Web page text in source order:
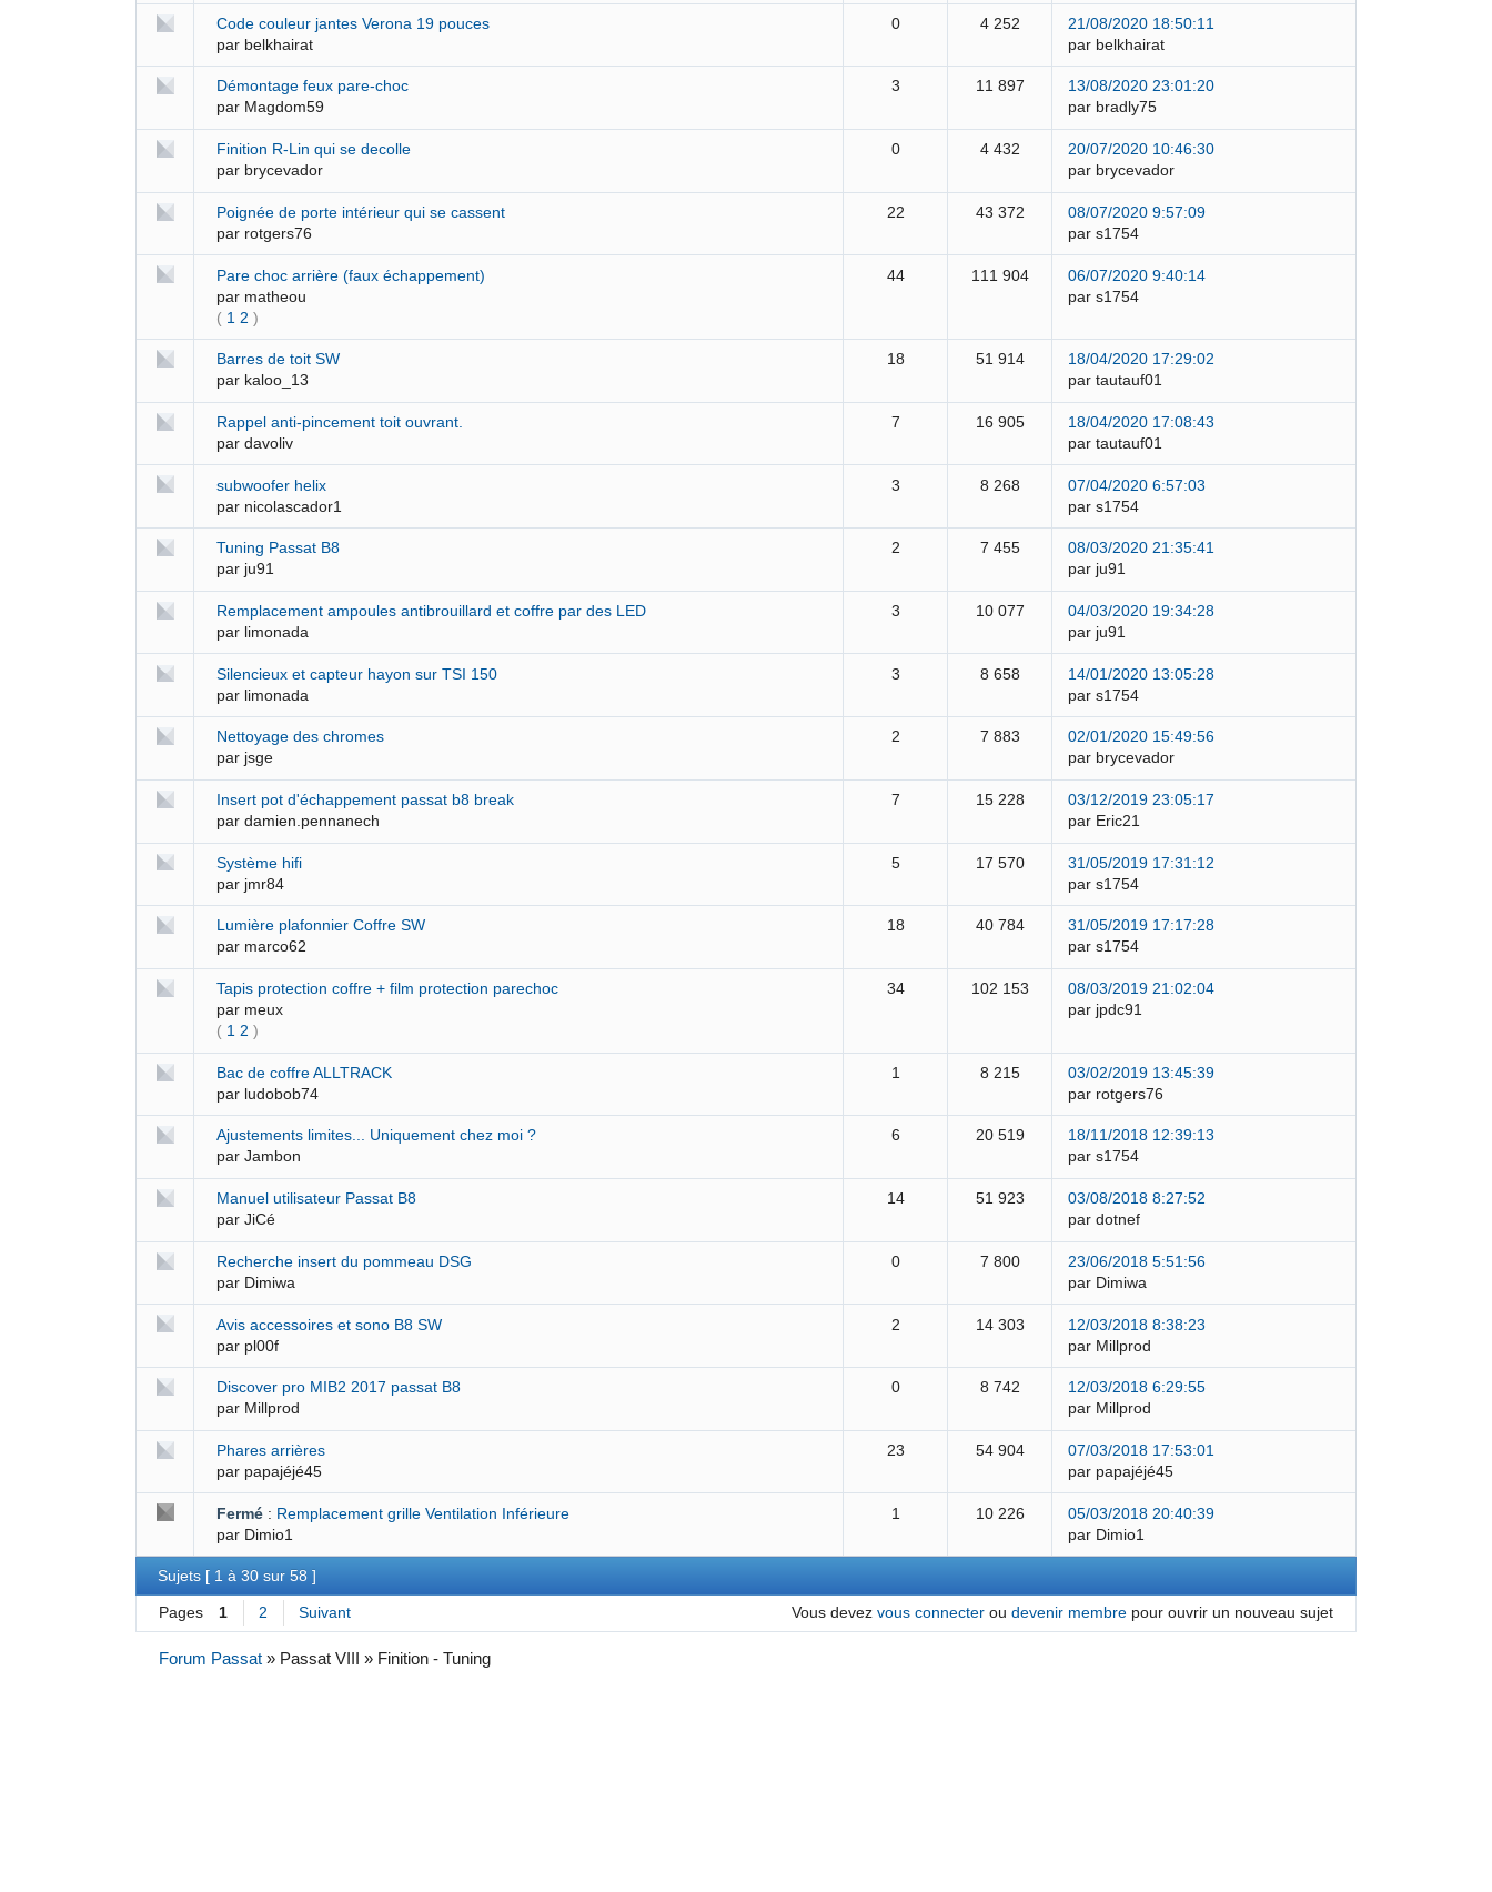
Code couleur jantes Verona 19 pouces
par belkhairat
0 4 252
21/08/2020 18:50:11
par belkhairat
Démontage feux pare-choc
par Magdom59
3 11 897
13/08/2020 23:01:20
par bradly75
Finition R-Lin qui se decolle
par brycevador
0 4 432
20/07/2020 10:46:30
par brycevador
Poignée de porte intérieur qui se cassent
par rotgers76
22 43 372
08/07/2020 9:57:09
par s1754
Pare choc arrière (faux échappement)
par matheou
( 1 2 )
44 111 904
06/07/2020 9:40:14
par s1754
Barres de toit SW
par kaloo_13
18 51 914
18/04/2020 17:29:02
par tautauf01
Rappel anti-pincement toit ouvrant.
pardavoliv
7 16 905
18/04/2020 17:08:43
par tautauf01
subwoofer helix
par nicolascador1
3 8 268
07/04/2020 6:57:03
par s1754
Tuning Passat B8
par ju91
2 7 455
08/03/2020 21:35:41
par ju91
Remplacement ampoules antibrouillard et coffre par des LED
par limonada
3 10 077
04/03/2020 19:34:28
par ju91
Silencieux et capteur hayon sur TSI 150
par limonada
3 8 658
14/01/2020 13:05:28
par s1754
Nettoyage des chromes
par jsge
2 7 883
02/01/2020 15:49:56
par brycevador
Insert pot d'échappement passat b8 break
pardamien.pennanech
7 15 228
03/12/2019 23:05:17
par Eric21
Système hifi
par jmr84
5 17 570
31/05/2019 17:31:12
par s1754
Lumière plafonnier Coffre SW
par marco62
18 40 784
31/05/2019 17:17:28
par s1754
Tapis protection coffre + film protection parechoc
par meux
( 1 2 )
34 102 153
08/03/2019 21:02:04
par jpdc91
Bac de coffre ALLTRACK
par ludobob74
1 8 215
03/02/2019 13:45:39
par rotgers76
Ajustements limites... Uniquement chez moi ?
parJambon
6 20 519
18/11/2018 12:39:13
par s1754
Manuel utilisateur Passat B8
parJiCé
14 51 923
03/08/2018 8:27:52
par dotnef
Recherche insert du pommeau DSG
par Dimiwa
0 7 800
23/06/2018 5:51:56
par Dimiwa
Avis accessoires et sono B8 SW
par pl00f
2 14 303
12/03/2018 8:38:23
par Millprod
Discover pro MIB2 2017 passat B8
par Millprod
0 8 742
12/03/2018 6:29:55
par Millprod
Phares arrières
par papajéjé45
23 54 904
07/03/2018 17:53:01
par papajéjé45
Fermé : Remplacement grille Ventilation Inférieure
par Dimio1
1 10 226
05/03/2018 20:40:39
par Dimio1
Sujets [ 1 à 30 sur 58 ]
Pages 1 2 Suivant Vous devez vous connecterou devenir membrepour ouvrir un nouveau sujet
Forum Passat » Passat VIII » Finition - Tuning